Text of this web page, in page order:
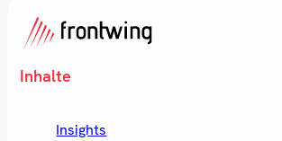
Inhalte
Insights